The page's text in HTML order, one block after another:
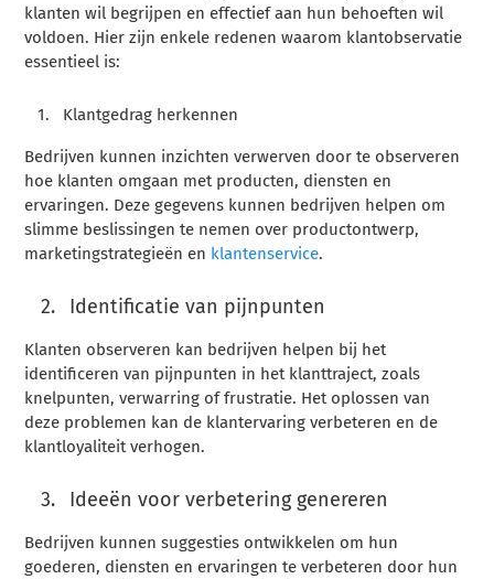
klanten wil begrijpen en effectief aan hun behoeften wil
voldoen. Hier zijn enkele redenen waarom klantobservatie
essentieel is:
Klantgedrag herkennen
Bedrijven kunnen inzichten verwerven door te observeren
hoe klanten omgaan met producten, diensten en
ervaringen. Deze gegevens kunnen bedrijven helpen om
slimme beslissingen te nemen over productontwerp,
marketingstrategieën en klantenservice.
Identificatie van pijnpunten
Klanten observeren kan bedrijven helpen bij het
identificeren van pijnpunten in het klanttraject, zoals
knelpunten, verwarring of frustratie. Het oplossen van
deze problemen kan de klantervaring verbeteren en de
klantloyaliteit verhogen.
Ideeën voor verbetering genereren
Bedrijven kunnen suggesties ontwikkelen om hun
goederen, diensten en ervaringen te verbeteren door hun